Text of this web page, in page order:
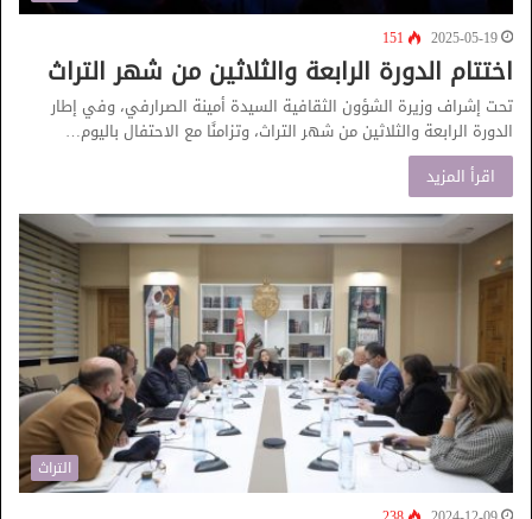
2025-05-19
151
اختتام الدورة الرابعة والثلاثين من شهر التراث
تحت إشراف وزيرة الشؤون الثقافية السيدة أمينة الصرارفي، وفي إطار
الدورة الرابعة والثلاثين من شهر التراث، وتزامنًا مع الاحتفال باليوم…
اقرأ المزيد
التراث